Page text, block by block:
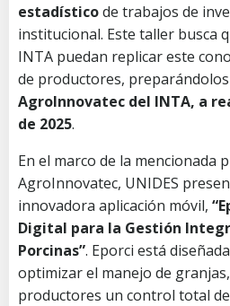
estadísticode trabajos de
institucional. Este taller busca
INTA puedan replicar este
de productores,
AgroInnovatec del INTA, a
de 2025.
En el marco de la mencionada
AgroInnovatec, UNIDES
innovadora aplicación móvil,
Digital para la Gestión
Porcinas”. Eporci está
optimizar el manejo de
productores un control total